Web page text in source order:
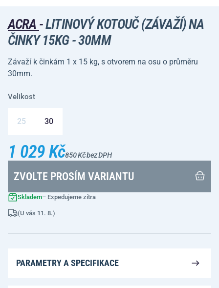
ACRA -LITINOVÝ KOTOUČ (ZÁVAŽÍ) NA
ČINKY 15KG - 30MM
Závaží k činkám 1 x 15 kg, s otvorem na osu o průměru
30mm.
Velikost
25 30
1 029 Kč850 Kč bez DPH
ZVOLTE PROSÍM VARIANTU
Skladem– Expedujeme zítra
(U vás 11. 8.)
PARAMETRY A SPECIFIKACE